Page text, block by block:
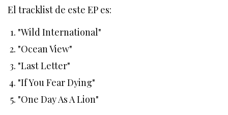
El tracklist de este EP es:
"Wild International"
"Ocean View"
"Last Letter"
"If You Fear Dying"
"One Day As A Lion"